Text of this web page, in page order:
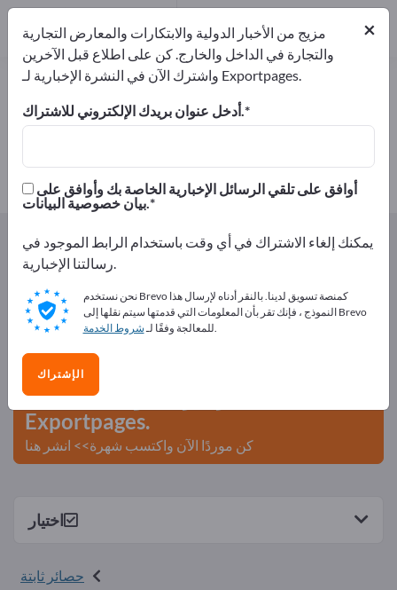
نشارة خشب القص – اعثر على الشركات
المصنعة والموردين
المصدرين2
المصنعين 2
Exportpages الزراعة والغابات
تجهيزات الحظائر
حصائر ثابتة
نشارة خشب القص
أعلن مجانًا على Exportpages!
الاحتياجات – العروض – السلع المستعملة – جهات الاتصال
التجارية >> ابدأ من هنا
انشر شركتك ومنتجاتك على
Exportpages.
كن موردًا الآن واكتسب شهرة>> انشر هنا
اختيار
حصائر ثابتة
×
مزيج من الأخبار الدولية والابتكارات والمعارض التجارية
والتجارة في الداخل والخارج. كن على اطلاع قبل الآخرين
واشترك الآن في النشرة الإخبارية لـ Exportpages.
أدخل عنوان بريدك الإلكتروني للاشتراك.
بيان خصوصية البيانات.
يمكنك إلغاء الاشتراك في أي وقت باستخدام الرابط الموجود في
رسالتنا الإخبارية.
نحن نستخدم Brevo كمنصة تسويق لدينا. بالنقر أدناه لإرسال هذا
النموذج ، فإنك تقر بأن المعلومات التي قدمتها سيتم نقلها إلى Brevo
للمعالجة وفقًا لـشروط الخدمة .
الإشتراك